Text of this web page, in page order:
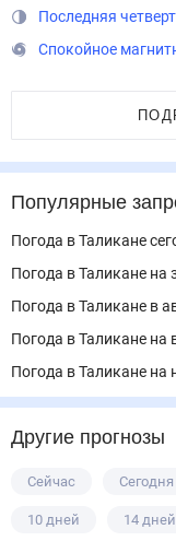
Последняя
Спокойное
Популярные
Погода в Таликане
Погода в Таликане на
Погода в Таликане в
Погода в Таликане на
Погода в Таликане на
Другие прогнозы
Сейчас Сегодня
10 дней 14 дней